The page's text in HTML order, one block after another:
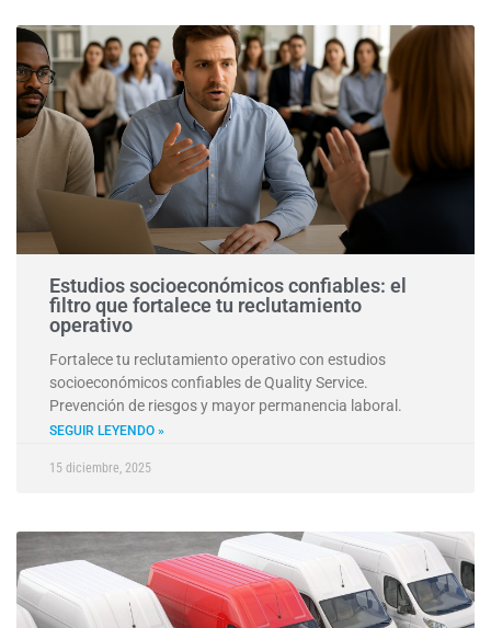
Estudios socioeconómicos confiables: el
filtro que fortalece tu reclutamiento
operativo
Fortalece tu reclutamiento operativo con estudios
socioeconómicos confiables de Quality Service.
Prevención de riesgos y mayor permanencia laboral.
SEGUIR LEYENDO »
15 diciembre, 2025